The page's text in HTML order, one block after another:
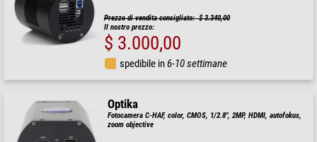
Prezzo di vendita consigliato: $ 3.340,00
Il nostro prezzo:
$ 3.000,00
spedibile in6-10 settimane
Optika
Fotocamera C-HAF, color, CMOS, 1/2.8", 2MP, HDMI, autofokus,
zoom objective